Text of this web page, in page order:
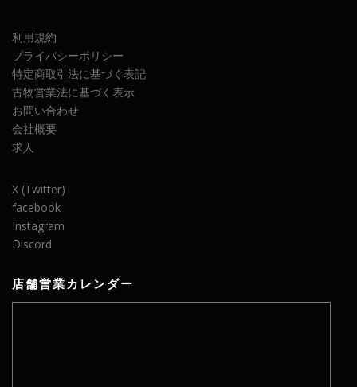
利用規約
プライバシーポリシー
特定商取引法に基づく表記
古物営業法に基づく表示
お問い合わせ
会社概要
求人
X (Twitter)
facebook
Instagram
Discord
店舗営業カレンダー